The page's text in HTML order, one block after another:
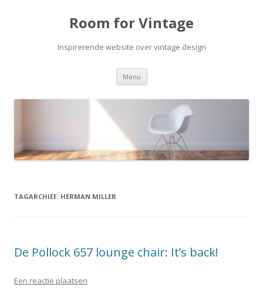
Room for Vintage
Inspirerende website over vintage design
Menu Spring naar de inhoud
TAGARCHIEF: HERMAN MILLER
De Pollock 657 lounge chair: It’s back!
Een reactie plaatsen